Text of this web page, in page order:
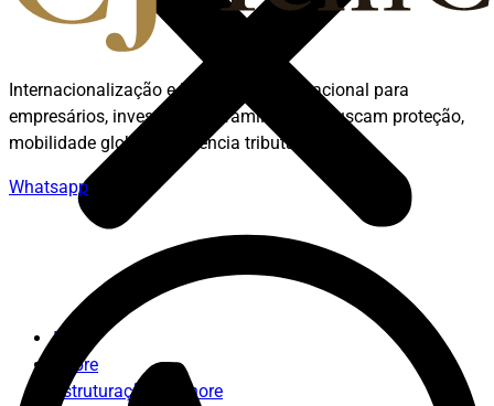
Início
Sobre
Estruturação offshore
Internacionalização e Blindagem Internacional para
empresários, investidores e famílias que buscam proteção,
mobilidade global e eficiência tributária.
Whatsapp